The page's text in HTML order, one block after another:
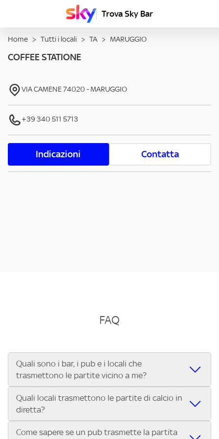
Trova Sky Bar
Home > Tutti i locali > TA > MARUGGIO
COFFEE STATIONE
VIA CAMENE74020 -MARUGGIO
+39 340 511 5713
Indicazioni Contatta
FAQ
Quali sono i bar, i pub e i locali che
trasmettono le partite vicino a me?
Se cerchi un bar, pub, ristorante o locale vicino a te per
vedere le partite di Serie A ENILIVE, la Serie C Sky Wifi, la
UEFA Champions League, la UEFA Europa League, la UEFA
Conference League, il Tennis, la Formula 1®, la MotoGP™ e
Quali locali trasmettono le partite di calcio in
diretta?
Vuoi sapere quali bar, pub o ristoranti mostrano le partite
Come sapere se un pub trasmette la partita